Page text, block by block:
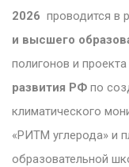
2026 проводится в
и высшего
полигонов и проекта
развития РФ по
климатического
«РИТМ углерода» и
образовательной